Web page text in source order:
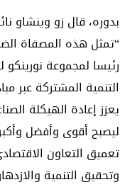
بدوره، قال زو وينشاو
“تمثل هذه المصفاة
رئيسا لمجموعة
التنمية المشتركة عبر
يعزز إعادة الهيكلة
ليصبح أقوى وأفضل
تعميق التعاون
وتحقيق التنمية